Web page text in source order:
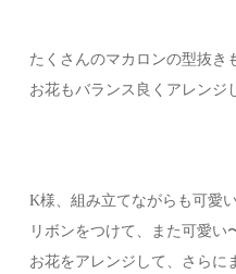
たくさんのマカロンの型抜き
お花もバランス良くアレンジ
K様、組み立てながらも可愛
リボンをつけて、また可愛い
お花をアレンジして、さらに